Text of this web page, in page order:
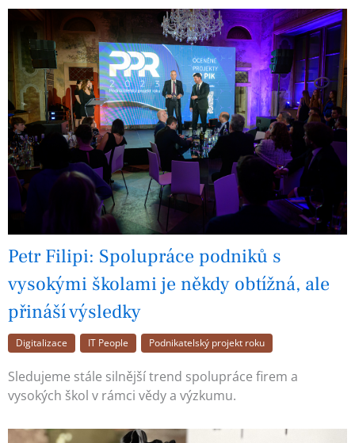
Petr Filipi: Spolupráce podniků s
vysokými školami je někdy obtížná, ale
přináší výsledky
Digitalizace IT People Podnikatelský projekt roku
Sledujeme stále silnější trend spolupráce firem a
vysokých škol v rámci vědy a výzkumu.